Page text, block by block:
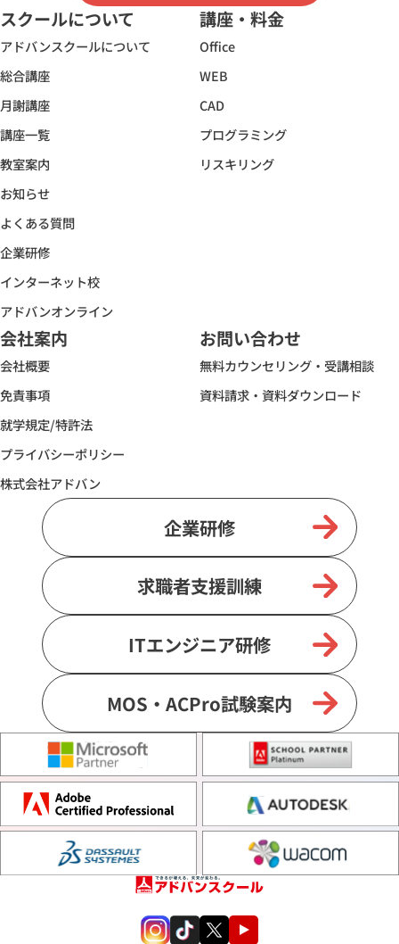
スクールについて
アドバンスクールについて
総合講座
月謝講座
講座一覧
教室案内
お知らせ
よくある質問
企業研修
インターネット校
アドバンオンライン
講座・料金
Office
WEB
CAD
プログラミング
リスキリング
会社案内
会社概要
免責事項
就学規定/特許法
プライバシーポリシー
株式会社アドバン
お問い合わせ
無料カウンセリング・受講相談
資料請求・資料ダウンロード
企業研修
求職者支援訓練
ITエンジニア研修
MOS・ACPro試験案内